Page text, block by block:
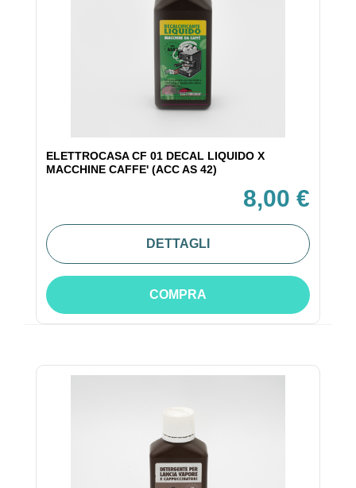
ELETTROCASA CF 01 DECAL LIQUIDO X
MACCHINE CAFFE' (ACC AS 42)
8,00 €
DETTAGLI
COMPRA